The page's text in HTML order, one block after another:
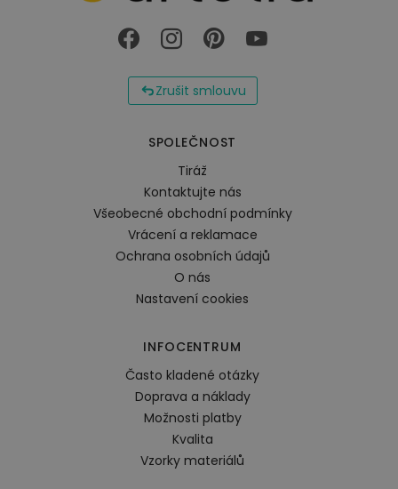
Zrušit smlouvu
SPOLEČNOST
Tiráž
Kontaktujte nás
Všeobecné obchodní podmínky
Vrácení a reklamace
Ochrana osobních údajů
O nás
Nastavení cookies
INFOCENTRUM
Často kladené otázky
Doprava a náklady
Možnosti platby
Kvalita
Vzorky materiálů